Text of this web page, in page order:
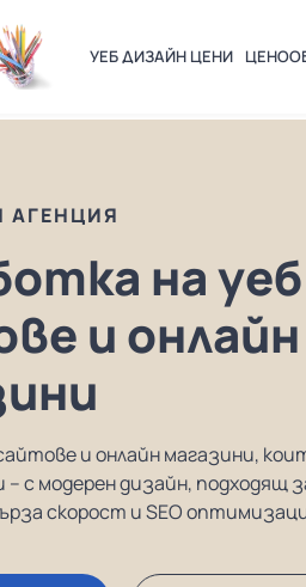
УЕБ ДИЗАЙН ЦЕНИ
АГЕНЦИЯ
на уеб
и онлайн
и онлайн магазини,
с модерен дизайн, подходящ
скорост и SEO